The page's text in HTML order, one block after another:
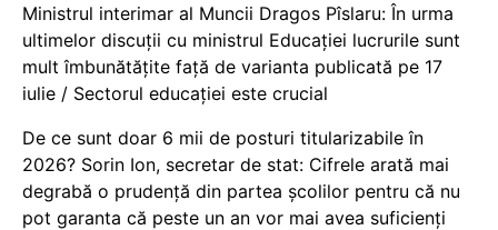
Ministrul interimar al Muncii Dragos Pîslaru: În urma
ultimelor discuții cu ministrul Educației lucrurile sunt
mult îmbunătățite față de varianta publicată pe 17
iulie / Sectorul educației este crucial
De ce sunt doar 6 mii de posturi titularizabile în
2026? Sorin Ion, secretar de stat: Cifrele arată mai
degrabă o prudență din partea școlilor pentru că nu
pot garanta că peste un an vor mai avea suficienți